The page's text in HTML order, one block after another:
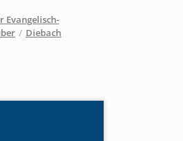
Evangelisch-
/ Diebach